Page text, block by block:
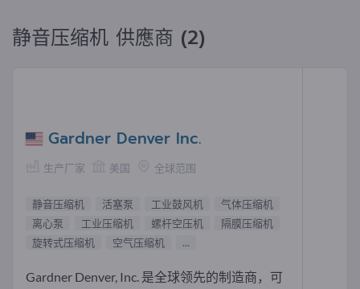
静音压缩机 供應商 (2)
Gardner Denver Inc.
生产厂家 美国 全球范围
静音压缩机 活塞泵 工业鼓风机
气体压缩机
离心泵
工业压缩机 螺杆空压机
隔膜压缩机
旋转式压缩机
空气压缩机 ...
Gardner Denver, Inc. 是全球领先的制造商，可